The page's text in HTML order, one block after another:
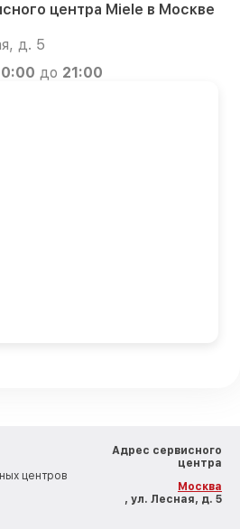
центра Miele в Москве
д. 5
до 21:00
центров
Адрес сервисного
центра
Москва
, ул. Лесная, д. 5